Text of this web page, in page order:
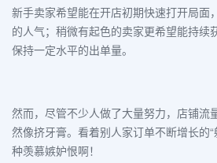
新手卖家希望能在开店初期快速打开局面
的人气；稍微有起色的卖家更希望能持续
保持一定水平的出单量。
然而，尽管不少人做了大量努力，店铺流
然像挤牙膏。看着别人家订单不断增长的
种羡慕嫉妒恨啊！